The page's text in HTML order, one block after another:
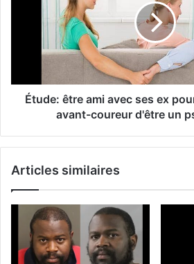
Étude: être ami avec ses ex
avant-coureur d'être un
Articles similaires